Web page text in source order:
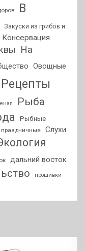
В
Закуски из грибов и
Консервация
На
Овощные
Рецепты
Рыба
Рыбные
Слухи
дальний восток
прошивки